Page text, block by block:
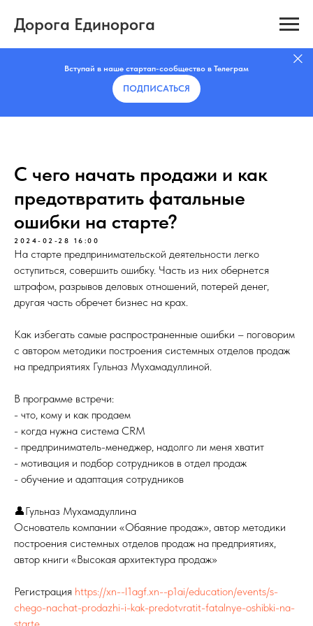
Дорога Единорога
Вступай в наше стартап-сообщество в Телеграм
ПОДПИСАТЬCЯ
С чего начать продажи и как
предотвратить фатальные
ошибки на старте?
2024-02-28 16:00
На старте предпринимательской деятельности легко
оступиться, совершить ошибку. Часть из них обернется
штрафом, разрывов деловых отношений, потерей денег,
другая часть обречет бизнес на крах.
Как избегать самые распространенные ошибки – поговорим
с автором методики построения системных отделов продаж
на предприятиях Гульназ Мухамадуллиной.
В программе встречи:
- что, кому и как продаем
- когда нужна система CRM
- предприниматель-менеджер, надолго ли меня хватит
- мотивация и подбор сотрудников в отдел продаж
- обучение и адаптация сотрудников
👤Гульназ Мухамадуллина
Основатель компании «Обаяние продаж», автор методики
построения системных отделов продаж на предприятиях,
автор книги «Высокая архитектура продаж»
Регистрация https://xn--l1agf.xn--p1ai/education/events/s-
chego-nachat-prodazhi-i-kak-predotvratit-fatalnye-oshibki-na-